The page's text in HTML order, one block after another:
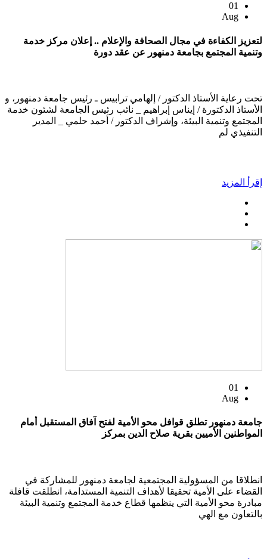
01
Aug
لتعزيز الكفاءة في مجال الصحافة والإعلام .. إعلان مركز خدمة
وتنمية المجتمع بجامعة دمنهور عن عقد دورة
تحت رعاية الأستاذ الدكتور / إلهامي ترابيس ـ رئيس جامعة دمنهور، و
الأستاذ الدكتورة / إيناس إبراهيم _ نائب رئيس الجامعة لشئون خدمة
المجتمع وتنمية البيئة، وإشراف الدكتور / أحمد حلمي _ المدير
التنفيذي لم
إقرأ المزيد
01
Aug
جامعة دمنهور تطلق قوافل محو الأمية لفتح آفاق المستقبل أمام
المواطنين الأميين بقرية صلاح الدين بمركز
انطلاقا من المسؤولية المجتمعية لجامعة دمنهور للمشاركة في
القضاء على الأمية تحقيقا لأهداف التنمية المستدامة، انطلقت قافلة
مبادرة محو الأمية التي ينظمها قطاع خدمة المجتمع وتنمية البيئة
بالتعاون مع الهي